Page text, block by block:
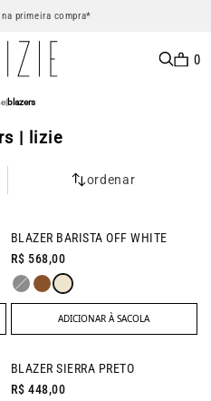
primeira compra*
0
|blazers
| lizie
ordenar
BLAZER BARISTA OFF WHITE
R$ 568,00
ADICIONAR À SACOLA
BLAZER SIERRA PRETO
R$ 448,00